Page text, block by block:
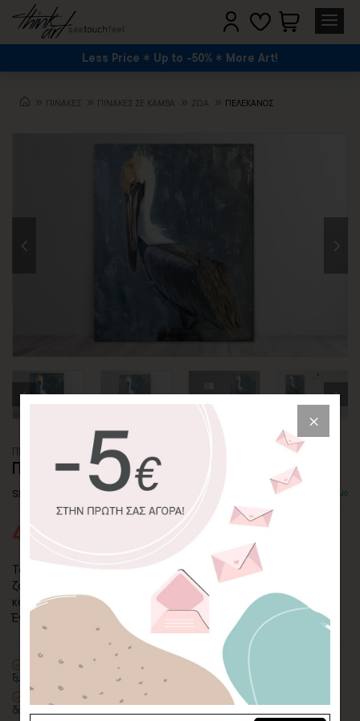
Less Price Up to -50% More Art!
ΠΙΝΑΚΕΣ ΠΙΝΑΚΕΣ ΣΕ ΚΑΜΒΑ ΖΏΑ ΠΕΛΕΚΑΝΟΣ
ΠΙΝΑΚΑΣ ΚΑΜΒΑΣ
ΠΕΛΕΚΑΝΟΣ
SKU: CVPS-159-P Διαθέσιμο
45,84€
Το πορτρέτο ενός συνεσταλμένου πελεκάνου με πολύ
ζωντανές λεπτομέρειες του πτηνού. Στο φόντο ένας
καταρράχτης από δυναμικές πινελιές σε γκρι-μπλε τόνους.
Ένας πίνακας που θα ζεστάνει τον χώρο σας.
100% πιστοποιημένος βαμβακερός καμβάς
ξυλείας
Οικολογική εκτύπωση
με μελάνια νερού latex, χωρίς χημικούς
διαλύτες και οσμές